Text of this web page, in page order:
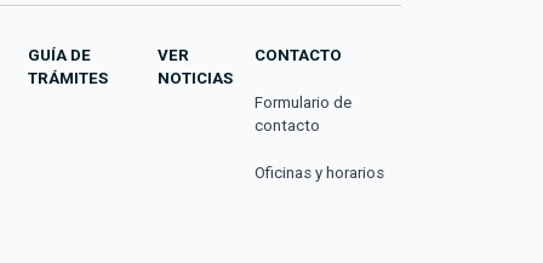
GUÍA DE
TRÁMITES
VER
NOTICIAS
CONTACTO
Formulario de
contacto
Oficinas y horarios